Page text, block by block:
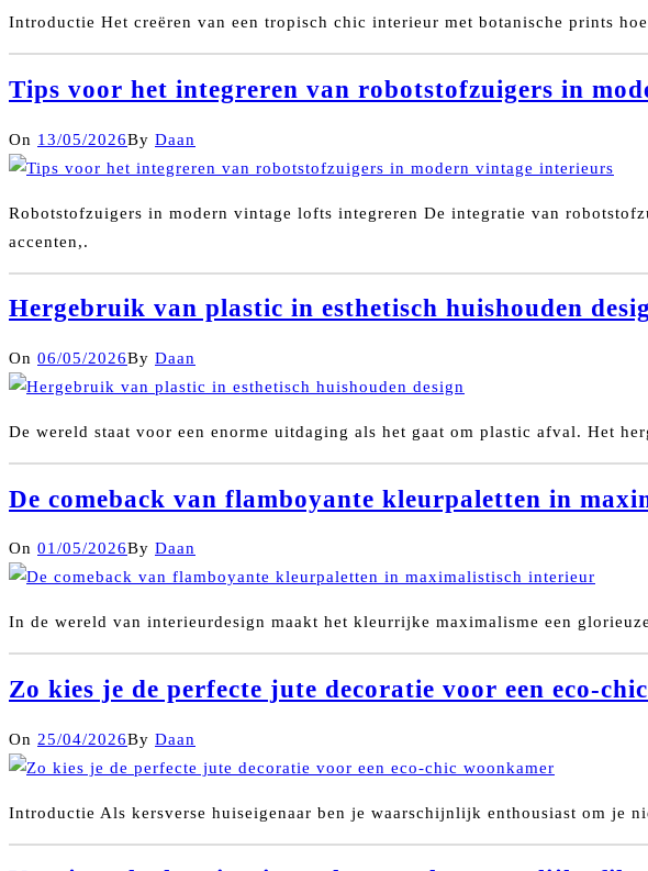
Introductie Het creëren van een tropisch chic interieur met botanische prints
Tips voor het integreren van robotstofzuigers in
On 13/05/2026By Daan
Robotstofzuigers in modern vintage lofts integreren De integratie van
accenten,.
Hergebruik van plastic in esthetisch huishouden
On 06/05/2026By Daan
De wereld staat voor een enorme uitdaging als het gaat om plastic afval. Het
De comeback van flamboyante kleurpaletten in
On 01/05/2026By Daan
In de wereld van interieurdesign maakt het kleurrijke maximalisme een
Zo kies je de perfecte jute decoratie voor een eco-
On 25/04/2026By Daan
Introductie Als kersverse huiseigenaar ben je waarschijnlijk enthousiast om je